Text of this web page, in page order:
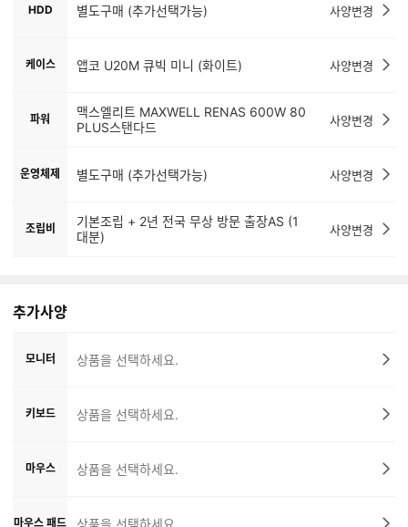
HDD 별도구매 (추가선택가능) 사양변경
케이스 앱코 U20M 큐빅 미니 (화이트) 사양변경
파워
맥스엘리트 MAXWELL RENAS 600W 80
PLUS스탠다드
사양변경
운영체제 별도구매 (추가선택가능) 사양변경
조립비
기본조립 + 2년 전국 무상 방문 출장AS (1
대분)
사양변경
추가사양
모니터 상품을 선택하세요.
키보드 상품을 선택하세요.
마우스 상품을 선택하세요.
마우스 패드 상품을 선택하세요.